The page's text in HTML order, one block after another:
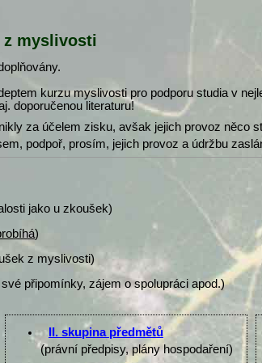
z myslivosti
kurzu myslivosti pro podporu studia v
doporučenou literaturu!
za účelem zisku, avšak jejich provoz něco
podpoř, prosím, jejich provoz a údržbu
jako u zkoušek)
)
z myslivosti)
připomínky, zájem o spolupráci apod.)
II. skupina předmětů
(právní předpisy, plány hospodaření)